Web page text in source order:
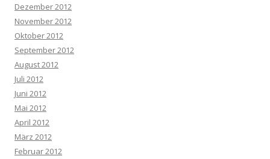
Dezember 2012
November 2012
Oktober 2012
September 2012
August 2012
Juli 2012
Juni 2012
Mai 2012
April 2012
März 2012
Februar 2012